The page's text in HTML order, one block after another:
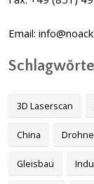
Email:
3D Laserscan
China Drohne
Gleisbau